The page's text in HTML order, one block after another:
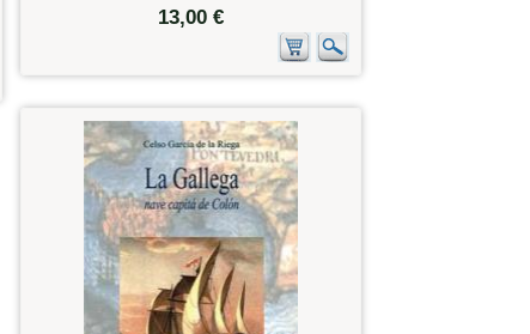
13,00 €